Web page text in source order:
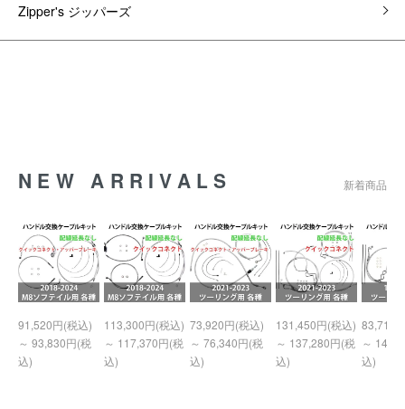
Zipper's ジッパーズ
NEW ARRIVALS 新着商品
91,520円(税込)
～ 93,830円(税
込)
113,300円(税込)
～ 117,370円(税
込)
73,920円(税込)
～ 76,340円(税
込)
131,450円(税込)
～ 137,280円(税
込)
83,710
～
込)